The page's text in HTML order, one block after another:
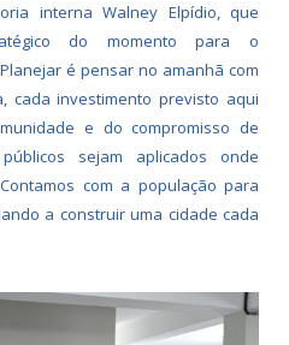
interna Walney Elpídio, que
do momento para o
é pensar no amanhã com
cada investimento previsto aqui
e do compromisso de
sejam aplicados onde
com a população para
a construir uma cidade cada